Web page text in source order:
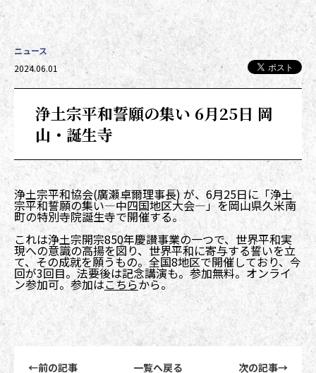
浄土宗平和誓願の集い 6月25日 岡
山・誕生寺
ニュース
投稿日時
2024.06.01
浄土宗平和協会(廣瀬卓爾理事長) が、6月25日に「浄土
宗平和誓願の集い―中四国地区大会―」を岡山県久米南
町の特別寺院誕生寺で開催する。
これは浄土宗開宗850年慶讃事業の一つで、世界平和実
現への意識の高揚を図り、世界平和に寄与する誓いを立
て、その成就を願うもの。全国8地区で開催しており、今
回が3回目。法要後は記念講演も。参加無料。オンライ
ン参加可。参加はこちらから。
←前の記事 一覧へ戻る 次の記事→